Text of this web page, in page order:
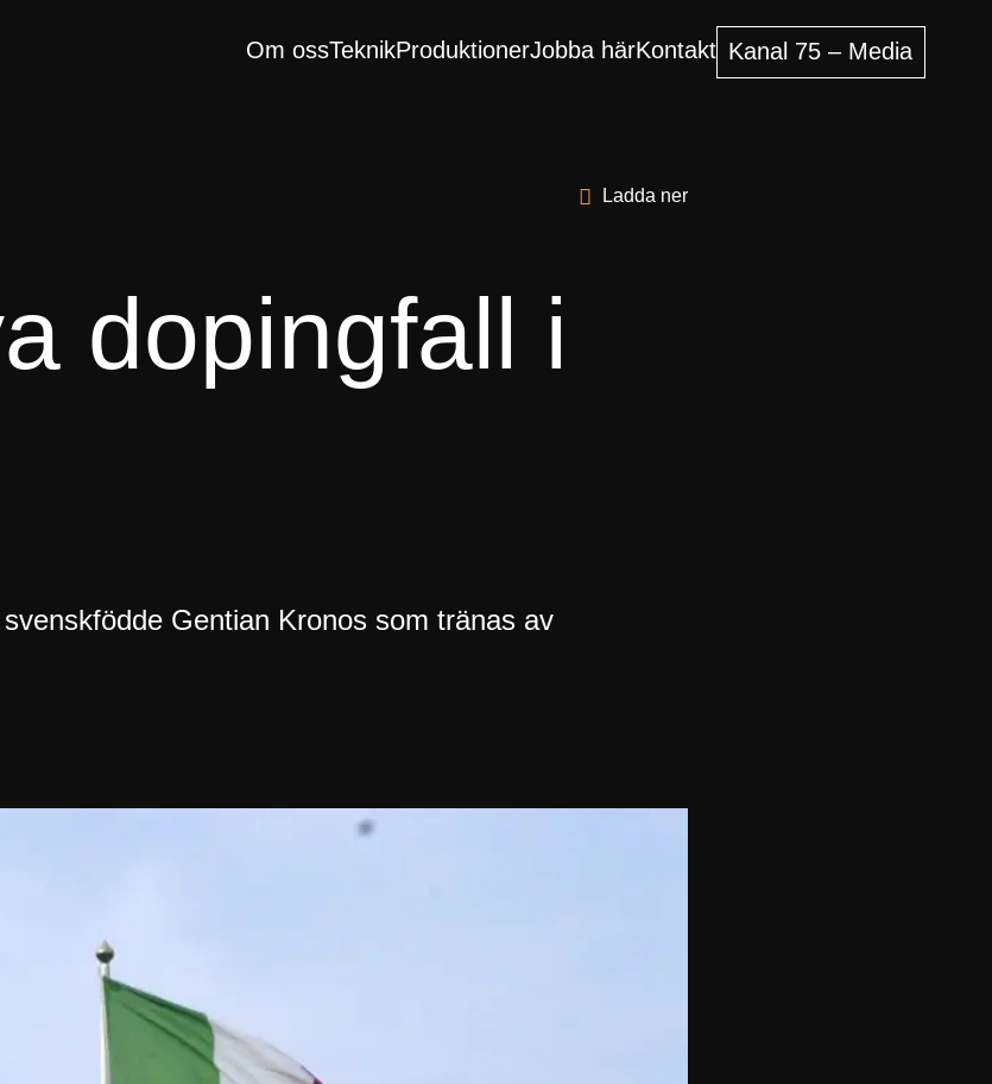
Om ossTeknikProduktionerJobba härKontakt Kanal 75 – Media
Ladda ner
dopingfall i
Gentian Kronos som tränas av